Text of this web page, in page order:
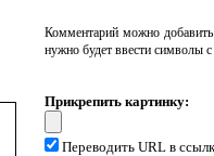
Комментарий можно
нужно будет ввести символы
Прикрепить картинку:
Переводить URL в